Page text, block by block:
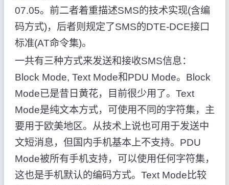
07.05。前二者着重描述SMS的技术实现(含编
码方式)，后者则规定了SMS的DTE-DCE接口
标准(AT命令集)。
一共有三种方式来发送和接收SMS信息：
Block Mode, Text Mode和PDU Mode。Block
Mode已是昔日黄花，目前很少用了。Text
Mode是纯文本方式，可使用不同的字符集，主
要用于欧美地区。从技术上说也可用于发送中
文短消息，但国内手机基本上不支持。PDU
Mode被所有手机支持，可以使用任何字符集，
这也是手机默认的编码方式。Text Mode比较